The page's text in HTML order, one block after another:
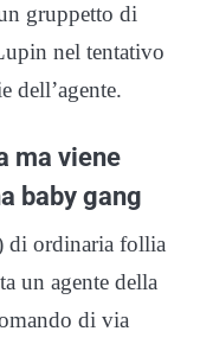
gruppetto di
nel tentativo
dell’agente.
ma viene
baby gang
di ordinaria follia
un agente della
di via